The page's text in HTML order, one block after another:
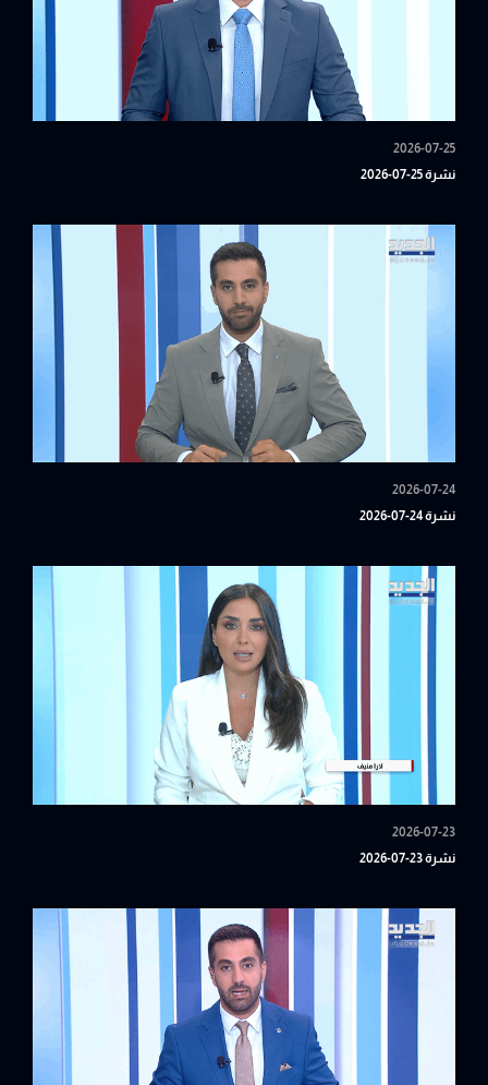
2026-07-25
نشرة 25-07-2026
2026-07-24
نشرة 24-07-2026
2026-07-23
نشرة 23-07-2026